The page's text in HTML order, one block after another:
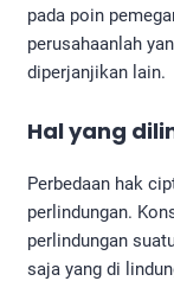
pada poin
perusahaanlah
diperjanjikan lain.
Hal yang
Perbedaan hak
perlindungan.
perlindungan
saja yang di